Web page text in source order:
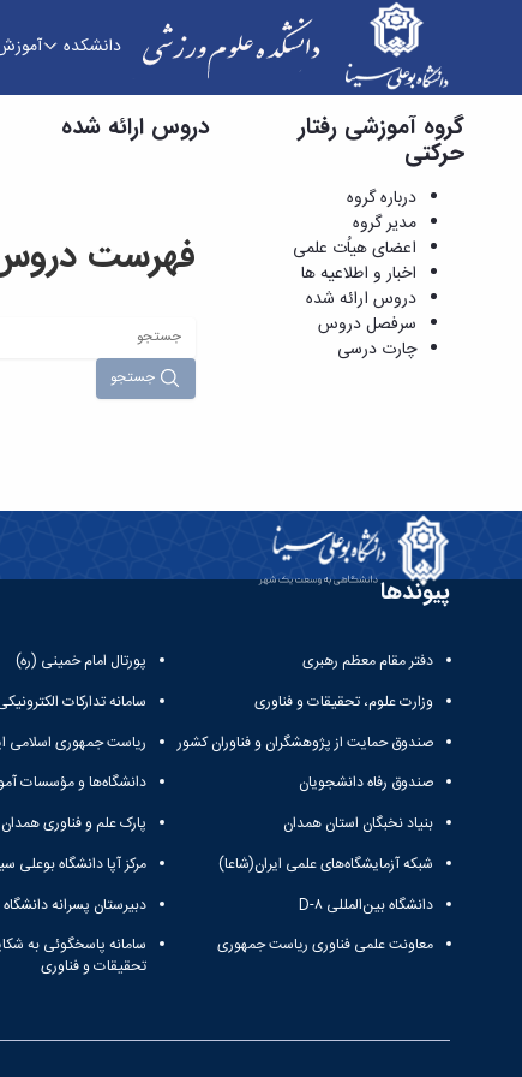
دانشکده
دروس ارائه شده - دانشکده علوم ورزشی
گروه آموزشی رفتار
حرکتی
درباره گروه
مدیر گروه
اعضای هیاُت علمی
اخبار و اطلاعیه ها
دروس ارائه شده
سرفصل دروس
چارت درسی
دروس ارائه شده
فهرست دروس
جستجو
پیوندها
دفتر مقام معظم رهبری
وزارت علوم، تحقیقات و فناوری
صندوق حمایت از پژوهشگران و فناوران کشور
صندوق رفاه دانشجویان
بنیاد نخبگان استان همدان
شبکه آزمایشگاه‌های علمی ایران(شاعا)
دانشگاه بین‌المللی D-۸
معاونت علمی فناوری ریاست جمهوری
پورتال امام خمینی (ره)
سامانه تدارکات
ریاست جمهوری اسلامی
دانشگاه‌ها و مؤسسات
پارک علم و فناوری همدان
مرکز آپا دانشگاه بوعلی
دبیرستان پسرانه
سامانه پاسخگوئی به
تحقیقات و فناوری